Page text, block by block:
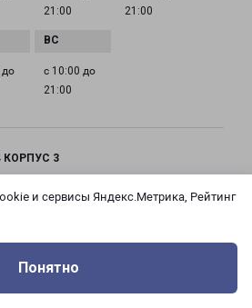
и сервисы Яндекс.Метрика, Рейтинг
Понятно
21:00
21:00
до
с 10:00 до
21:00
КОРПУС 3
3